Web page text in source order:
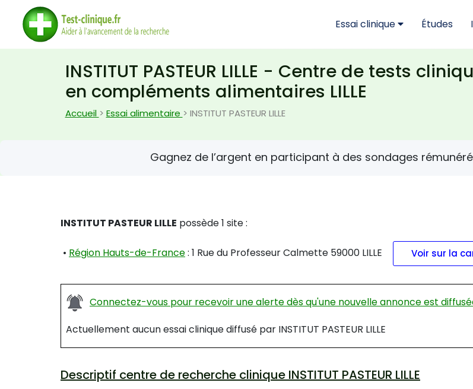
Essai clinique Études
INSTITUT PASTEUR LILLE - Centre de tests
en compléments alimentaires LILLE
Accueil > Essai alimentaire > INSTITUT PASTEUR LILLE
Gagnez de l’argent en participant à des sondages
INSTITUT PASTEUR LILLE possède 1 site :
• Région Hauts-de-France: 1 Rue du Professeur Calmette 59000 LILLE Voir sur la
Connectez-vous pour recevoir une alerte dès qu'une nouvelle annonce est
Actuellement aucun essai clinique diffusé par INSTITUT PASTEUR LILLE
Descriptif centre de recherche clinique INSTITUT PASTEUR LILLE